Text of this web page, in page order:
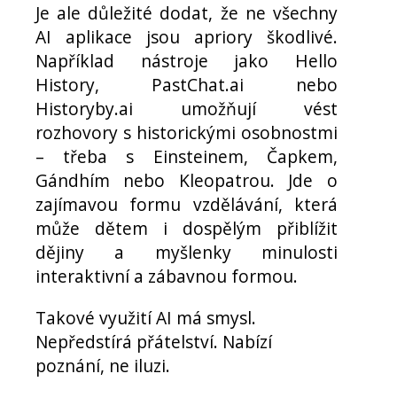
Je ale důležité dodat, že ne všechny
AI aplikace jsou apriory škodlivé.
Například nástroje jako Hello
History, PastChat.ai nebo
Historyby.ai umožňují vést
rozhovory s historickými osobnostmi
– třeba s Einsteinem, Čapkem,
Gándhím nebo Kleopatrou. Jde o
zajímavou formu vzdělávání, která
může dětem i dospělým přiblížit
dějiny a myšlenky minulosti
interaktivní a zábavnou formou.
Takové využití AI má smysl.
Nepředstírá přátelství. Nabízí
poznání, ne iluzi.